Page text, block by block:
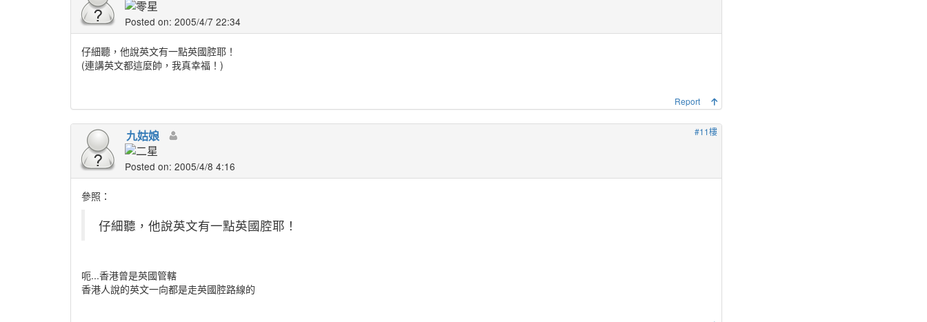
Posted on: 2005/4/7 22:34
仔細聽，他說英文有一點英國腔耶！
(連講英文都這麼帥，我真幸福！)
Report
#11樓
九姑娘
Posted on: 2005/4/8 4:16
參照：
仔細聽，他說英文有一點英國腔耶！
呃...香港曾是英國管轄
香港人說的英文一向都是走英國腔路線的